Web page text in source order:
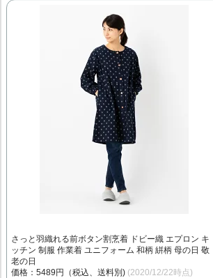
さっと羽織れる前ボタン割烹着 ドビー織 エプロン キ
ッチン 制服 作業着 ユニフォーム 和柄 絣柄 母の日 敬
老の日
価格：5489円（税込、送料別) (2020/12/22時点)